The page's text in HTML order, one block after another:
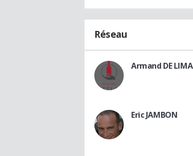
Réseau
Armand DE LIMA
Eric JAMBON